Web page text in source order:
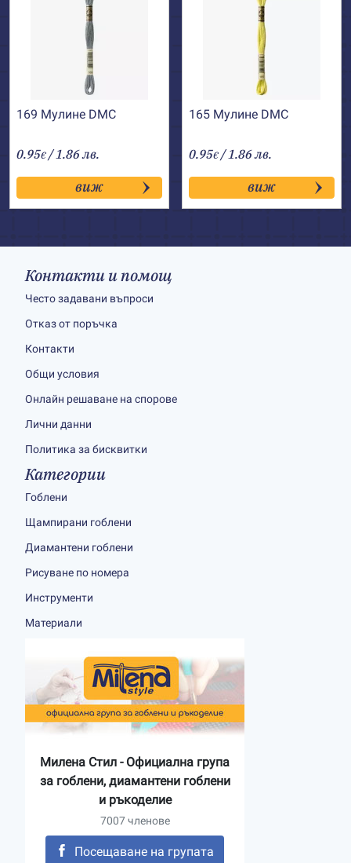
169 Мулине DMC
0.95€ / 1.86 лв.
виж
165 Мулине DMC
0.95€ / 1.86 лв.
виж
Контакти и помощ
Често задавани въпроси
Отказ от поръчка
Контакти
Общи условия
Онлайн решаване на спорове
Лични данни
Политика за бисквитки
Категории
Гоблени
Щампирани гоблени
Диамантени гоблени
Рисуване по номера
Инструменти
Материали
Милена Стил - Официална група
за гоблени, диамантени гоблени
и ръкоделие
7007 членове
Посещаване на групата